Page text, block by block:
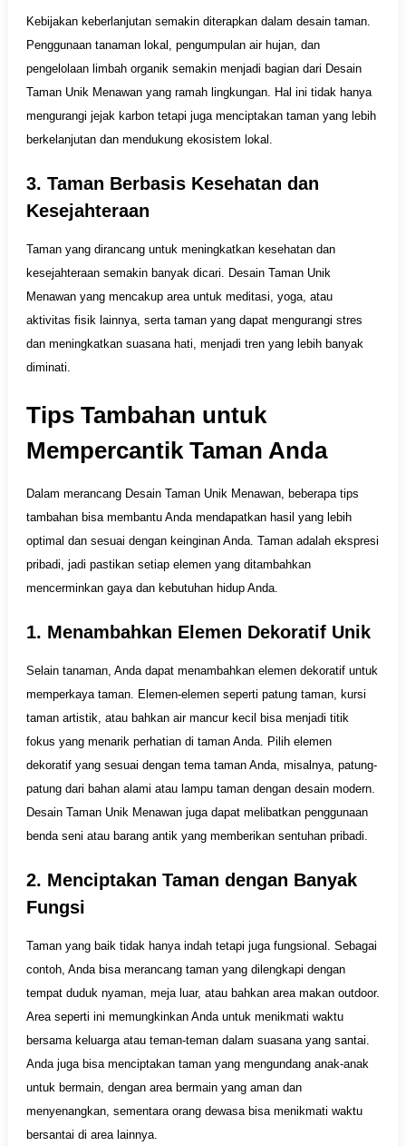
Kebijakan keberlanjutan semakin diterapkan dalam desain taman.
Penggunaan tanaman lokal, pengumpulan air hujan, dan
pengelolaan limbah organik semakin menjadi bagian dari Desain
Taman Unik Menawan yang ramah lingkungan. Hal ini tidak hanya
mengurangi jejak karbon tetapi juga menciptakan taman yang lebih
berkelanjutan dan mendukung ekosistem lokal.
3. Taman Berbasis Kesehatan dan
Kesejahteraan
Taman yang dirancang untuk meningkatkan kesehatan dan
kesejahteraan semakin banyak dicari. Desain Taman Unik
Menawan yang mencakup area untuk meditasi, yoga, atau
aktivitas fisik lainnya, serta taman yang dapat mengurangi stres
dan meningkatkan suasana hati, menjadi tren yang lebih banyak
diminati.
Tips Tambahan untuk
Mempercantik Taman Anda
Dalam merancang Desain Taman Unik Menawan, beberapa tips
tambahan bisa membantu Anda mendapatkan hasil yang lebih
optimal dan sesuai dengan keinginan Anda. Taman adalah ekspresi
pribadi, jadi pastikan setiap elemen yang ditambahkan
mencerminkan gaya dan kebutuhan hidup Anda.
1. Menambahkan Elemen Dekoratif Unik
Selain tanaman, Anda dapat menambahkan elemen dekoratif untuk
memperkaya taman. Elemen-elemen seperti patung taman, kursi
taman artistik, atau bahkan air mancur kecil bisa menjadi titik
fokus yang menarik perhatian di taman Anda. Pilih elemen
dekoratif yang sesuai dengan tema taman Anda, misalnya, patung-
patung dari bahan alami atau lampu taman dengan desain modern.
Desain Taman Unik Menawan juga dapat melibatkan penggunaan
benda seni atau barang antik yang memberikan sentuhan pribadi.
2. Menciptakan Taman dengan Banyak
Fungsi
Taman yang baik tidak hanya indah tetapi juga fungsional. Sebagai
contoh, Anda bisa merancang taman yang dilengkapi dengan
tempat duduk nyaman, meja luar, atau bahkan area makan outdoor.
Area seperti ini memungkinkan Anda untuk menikmati waktu
bersama keluarga atau teman-teman dalam suasana yang santai.
Anda juga bisa menciptakan taman yang mengundang anak-anak
untuk bermain, dengan area bermain yang aman dan
menyenangkan, sementara orang dewasa bisa menikmati waktu
bersantai di area lainnya.